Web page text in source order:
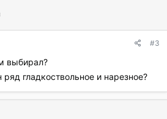
#3
выбирал?
гладкоствольное и нарезное?